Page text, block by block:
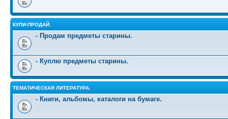
КУПИ-ПРОДАЙ.
- Продам предметы старины.
- Куплю предметы старины.
ТЕМАТИЧЕСКАЯ ЛИТЕРАТУРА.
- Книги, альбомы, каталоги на бумаге.